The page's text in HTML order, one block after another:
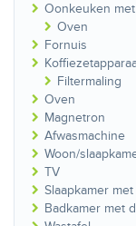
Oonkeuken
Oven
Fornuis
Filtermaling
Oven
Magnetron
Afwasmachine
Woon/
TV
Slaapkamer
Badkamer met